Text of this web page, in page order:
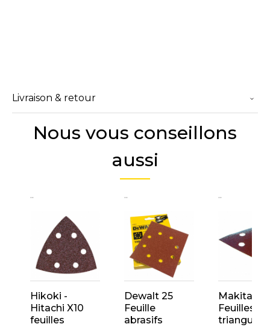
Livraison & retour
Nous vous conseillons
aussi
..
Hikoki -
Hitachi X10
feuilles
..
Dewalt 25
Feuille
abrasifs
..
Makita 10
Feuilles